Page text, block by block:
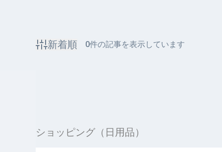
新着順 0件の記事を表示しています
ショッピング（日用品）